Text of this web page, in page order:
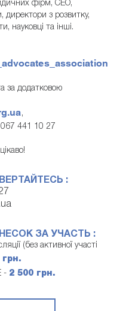
фірм, СЕО,
директори з розвитку,
науковці та інші.
за додатковою
,
441 10 27
:
ЗА УЧАСТЬ :
(без активної участі
грн.
- 2 500 грн.